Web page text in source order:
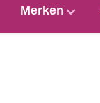
Merken